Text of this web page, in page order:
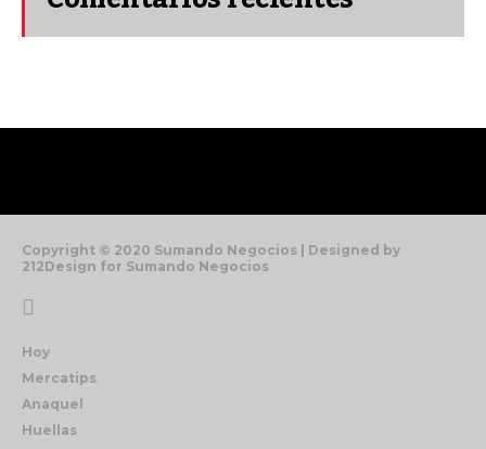
Copyright © 2020 Sumando Negocios | Designed by
212Design for Sumando Negocios
Hoy
Mercatips
Anaquel
Huellas